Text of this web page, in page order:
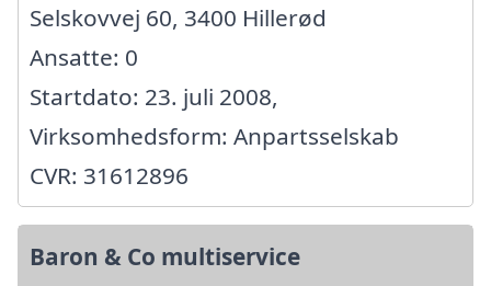
Selskovvej 60, 3400 Hillerød
Ansatte: 0
Startdato: 23. juli 2008,
Virksomhedsform: Anpartsselskab
CVR: 31612896
Baron & Co multiservice